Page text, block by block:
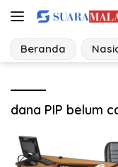
Langsung
konten
Beranda
dana PIP belum